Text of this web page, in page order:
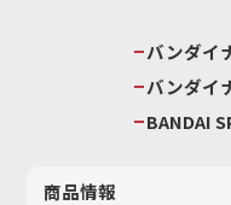
バンダイ
バンダイ
BANDAI
商品情報